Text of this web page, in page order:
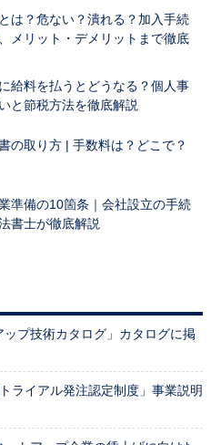
は？危ない？潰れる？加入手続
メリット・デメリットまで徹底
給料を払うとどうなる？個人事
と節税方法を徹底解説
の取り方 | 手数料は？どこで？
準備の10箇条｜会社設立の手続
書士が徹底解説
ップ技術カタログ」カタログに掲
ライアル発注認定制度」事業説明